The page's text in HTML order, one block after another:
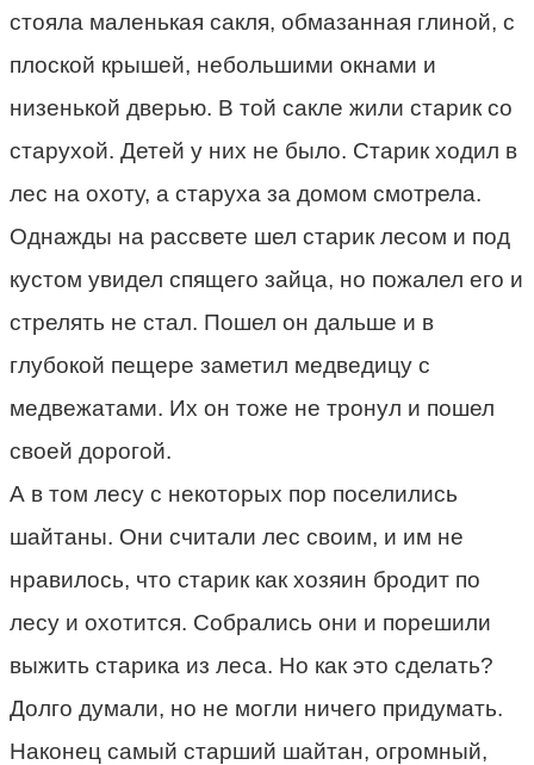
стояла маленькая сакля, обмазанная глиной, с
плоской крышей, небольшими окнами и
низенькой дверью. В той сакле жили старик со
старухой. Детей у них не было. Старик ходил в
лес на охоту, а старуха за домом смотрела.
Однажды на рассвете шел старик лесом и под
кустом увидел спящего зайца, но пожалел его и
стрелять не стал. Пошел он дальше и в
глубокой пещере заметил медведицу с
медвежатами. Их он тоже не тронул и пошел
своей дорогой.
А в том лесу с некоторых пор поселились
шайтаны. Они считали лес своим, и им не
нравилось, что старик как хозяин бродит по
лесу и охотится. Собрались они и порешили
выжить старика из леса. Но как это сделать?
Долго думали, но не могли ничего придумать.
Наконец самый старший шайтан, огромный,